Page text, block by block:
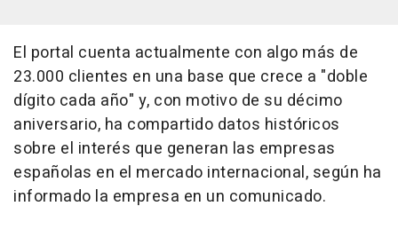
El portal cuenta actualmente con algo más de
23.000 clientes en una base que crece a "doble
dígito cada año" y, con motivo de su décimo
aniversario, ha compartido datos históricos
sobre el interés que generan las empresas
españolas en el mercado internacional, según ha
informado la empresa en un comunicado.